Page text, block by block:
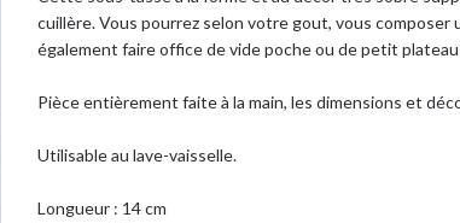
cuillère. Vous pourrez selon votre gout, vous composer
également faire office de vide poche ou de petit
Pièce entièrement faite à la main, les dimensions et
Utilisable au lave-vaisselle.
Longueur : 14 cm